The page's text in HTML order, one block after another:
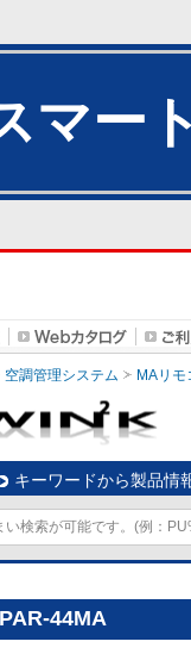
マー
空調管理システム MAリモ
キーワードから製品情
44MA